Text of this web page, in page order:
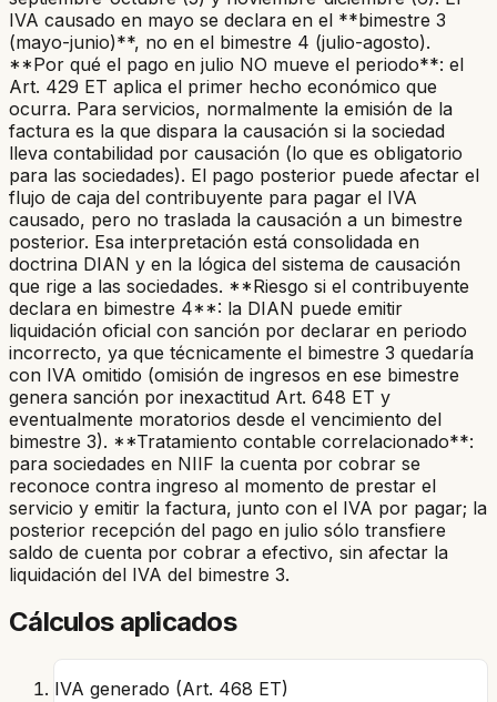
IVA causado en mayo se declara en el **bimestre 3
(mayo-junio)**, no en el bimestre 4 (julio-agosto).
**Por qué el pago en julio NO mueve el periodo**: el
Art. 429 ET aplica el primer hecho económico que
ocurra. Para servicios, normalmente la emisión de la
factura es la que dispara la causación si la sociedad
lleva contabilidad por causación (lo que es obligatorio
para las sociedades). El pago posterior puede afectar el
flujo de caja del contribuyente para pagar el IVA
causado, pero no traslada la causación a un bimestre
posterior. Esa interpretación está consolidada en
doctrina DIAN y en la lógica del sistema de causación
que rige a las sociedades. **Riesgo si el contribuyente
declara en bimestre 4**: la DIAN puede emitir
liquidación oficial con sanción por declarar en periodo
incorrecto, ya que técnicamente el bimestre 3 quedaría
con IVA omitido (omisión de ingresos en ese bimestre
genera sanción por inexactitud Art. 648 ET y
eventualmente moratorios desde el vencimiento del
bimestre 3). **Tratamiento contable correlacionado**:
para sociedades en NIIF la cuenta por cobrar se
reconoce contra ingreso al momento de prestar el
servicio y emitir la factura, junto con el IVA por pagar; la
posterior recepción del pago en julio sólo transfiere
saldo de cuenta por cobrar a efectivo, sin afectar la
liquidación del IVA del bimestre 3.
Cálculos aplicados
IVA generado (Art. 468 ET)